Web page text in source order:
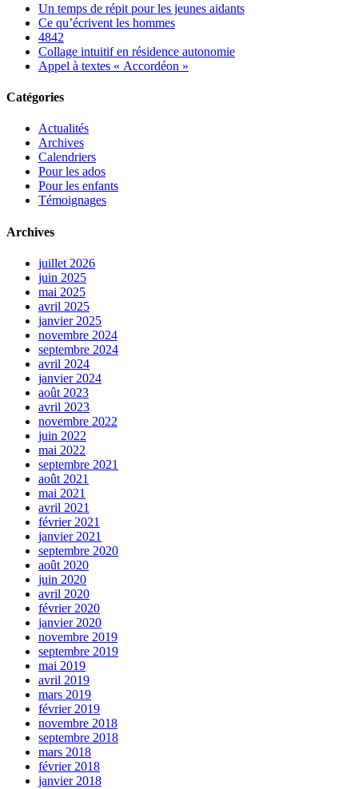
Un temps de répit pour les jeunes aidants
Ce qu’écrivent les hommes
4842
Collage intuitif en résidence autonomie
Appel à textes « Accordéon »
Catégories
Actualités
Archives
Calendriers
Pour les ados
Pour les enfants
Témoignages
Archives
juillet 2026
juin 2025
mai 2025
avril 2025
janvier 2025
novembre 2024
septembre 2024
avril 2024
janvier 2024
août 2023
avril 2023
novembre 2022
juin 2022
mai 2022
septembre 2021
août 2021
mai 2021
avril 2021
février 2021
janvier 2021
septembre 2020
août 2020
juin 2020
avril 2020
février 2020
janvier 2020
novembre 2019
septembre 2019
mai 2019
avril 2019
mars 2019
février 2019
novembre 2018
septembre 2018
mars 2018
février 2018
janvier 2018